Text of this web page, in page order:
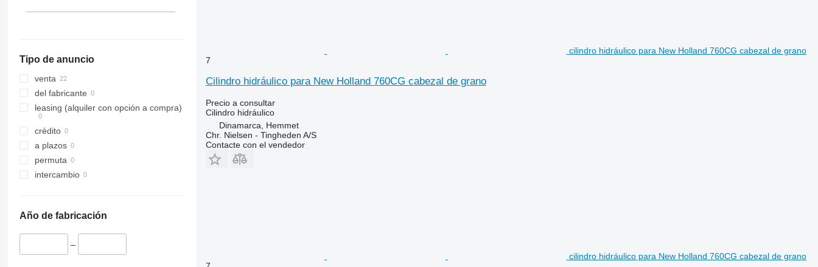
Tipo de anuncio
venta
del fabricante
leasing (alquiler con opción a compra)
crédito
a plazos
permuta
intercambio
Año de fabricación
–
cilindro hidráulico para New Holland 760CG cabezal de grano
7
Cilindro hidráulico para New Holland 760CG cabezal de grano
Precio a consultar
Cilindro hidráulico
Dinamarca, Hemmet
Chr. Nielsen - Tingheden A/S
Contacte con el vendedor
cilindro hidráulico para New Holland 760CG cabezal de grano